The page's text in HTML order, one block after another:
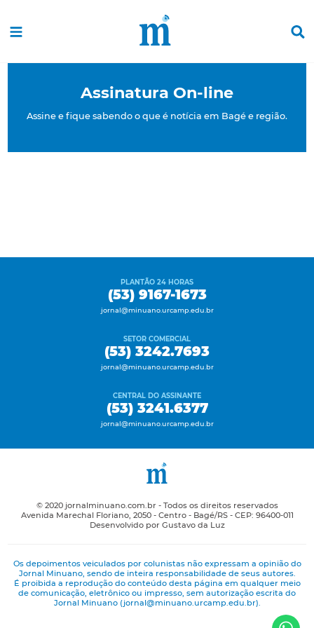
Assinatura On-line
Assine e fique sabendo o que é notícia em Bagé e região.
PLANTÃO 24 HORAS
(53) 9167-1673
jornal@minuano.urcamp.edu.br
SETOR COMERCIAL
(53) 3242.7693
jornal@minuano.urcamp.edu.br
CENTRAL DO ASSINANTE
(53) 3241.6377
jornal@minuano.urcamp.edu.br
© 2020 jornalminuano.com.br - Todos os direitos reservados
Avenida Marechal Floriano, 2050 - Centro - Bagé/RS - CEP: 96400-011
Desenvolvido por Gustavo da Luz
Os depoimentos veiculados por colunistas não expressam a opinião do
Jornal Minuano, sendo de inteira responsabilidade de seus autores.
É proibida a reprodução do conteúdo desta página em qualquer meio
de comunicação, eletrônico ou impresso, sem autorização escrita do
Jornal Minuano (jornal@minuano.urcamp.edu.br).